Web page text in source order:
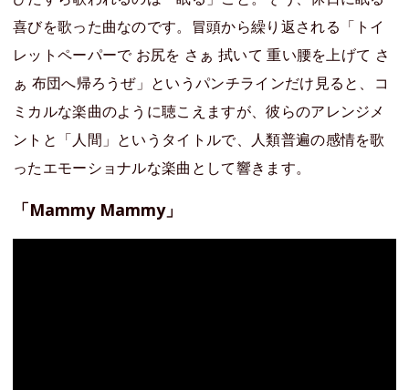
喜びを歌った曲なのです。冒頭から繰り返される「トイ
レットペーパーで お尻を さぁ 拭いて 重い腰を上げて さ
ぁ 布団へ帰ろうぜ」というパンチラインだけ見ると、コ
ミカルな楽曲のように聴こえますが、彼らのアレンジメ
ントと「人間」というタイトルで、人類普遍の感情を歌
ったエモーショナルな楽曲として響きます。
「Mammy Mammy」